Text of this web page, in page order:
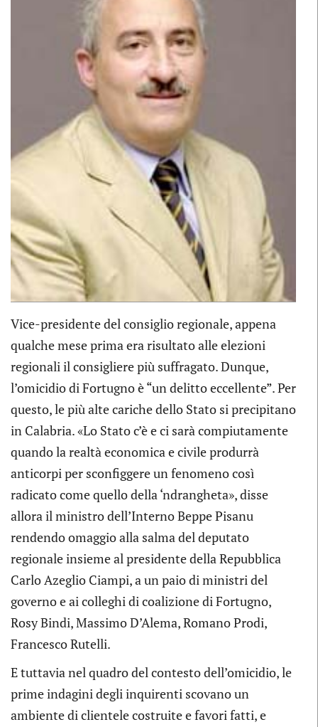
Vice-presidente del consiglio regionale, appena
qualche mese prima era risultato alle elezioni
regionali il consigliere più suffragato. Dunque,
l’omicidio di Fortugno è “un delitto eccellente”. Per
questo, le più alte cariche dello Stato si precipitano
in Calabria. «Lo Stato c’è e ci sarà compiutamente
quando la realtà economica e civile produrrà
anticorpi per sconfiggere un fenomeno così
radicato come quello della ‘ndrangheta», disse
allora il ministro dell’Interno Beppe Pisanu
rendendo omaggio alla salma del deputato
regionale insieme al presidente della Repubblica
Carlo Azeglio Ciampi, a un paio di ministri del
governo e ai colleghi di coalizione di Fortugno,
Rosy Bindi, Massimo D’Alema, Romano Prodi,
Francesco Rutelli.
E tuttavia nel quadro del contesto dell’omicidio, le
prime indagini degli inquirenti scovano un
ambiente di clientele costruite e favori fatti, e